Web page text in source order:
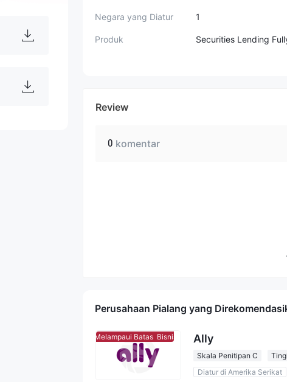
Negara yang Diatur 1
Produk Securities Lending
Review
0 komentar
Perusahaan Pialang yang
Bisnis Melampaui Batas Bisnis Melampaui Batas
Ally
Skala Penitipan C
Diatur di Amerika Serikat